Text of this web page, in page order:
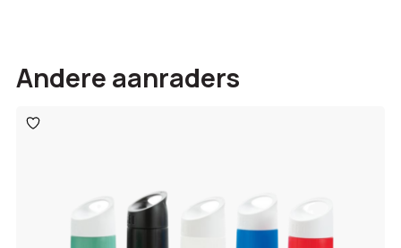
Andere aanraders
Toevoegen
aan